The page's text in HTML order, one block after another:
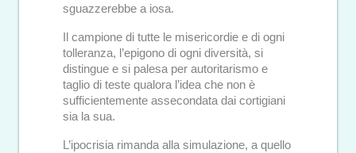
sguazzerebbe a iosa.
Il campione di tutte le misericordie e di ogni
tolleranza, l’epigono di ogni diversità, si
distingue e si palesa per autoritarismo e
taglio di teste qualora l’idea che non è
sufficientemente assecondata dai cortigiani
sia la sua.
L’ipocrisia rimanda alla simulazione, a quello